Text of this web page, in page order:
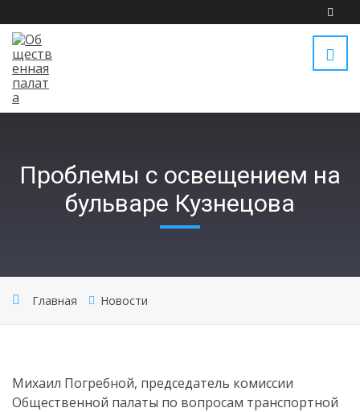
Проблемы с освещением на
бульваре Кузнецова
Главная Новости
Михаил Погребной, председатель комиссии
Общественной палаты по вопросам транспортной